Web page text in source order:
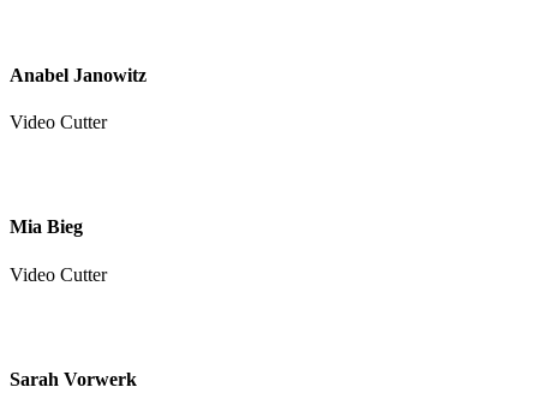
Anabel Janowitz
Video Cutter
Mia Bieg
Video Cutter
Sarah Vorwerk